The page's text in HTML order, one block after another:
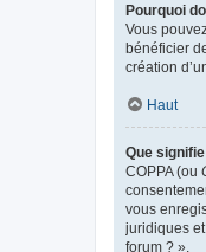
Pourquoi
Vous
bénéficier
création
Haut
Que
COPPA (ou
vous
juridiques
forum ? ».